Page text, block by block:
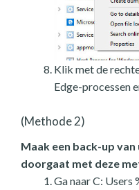
Klik met de
Edge-processen
(Methode 2)
Maak een back-up
doorgaat met deze
Ga naar C: